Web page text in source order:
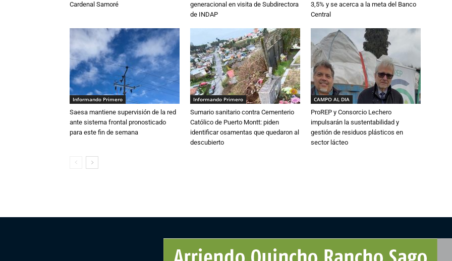
Cardenal Samoré
generacional en visita de Subdirectora
de INDAP
3,5% y se acerca a la meta del Banco
Central
Informando Primero
Saesa mantiene supervisión de la red
ante sistema frontal pronosticado
para este fin de semana
Informando Primero
Sumario sanitario contra Cementerio
Católico de Puerto Montt: piden
identificar osamentas que quedaron al
descubierto
CAMPO AL DIA
ProREP y Consorcio Lechero
impulsarán la sustentabilidad y
gestión de residuos plásticos en
sector lácteo